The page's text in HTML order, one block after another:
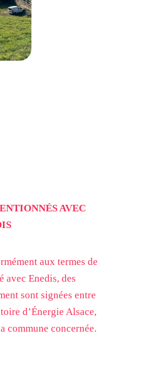
AVEC
aux termes de
avec Enedis, des
sont signées entre
d’Énergie Alsace,
commune concernée.